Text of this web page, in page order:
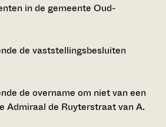
in de gemeente Oud-
de vaststellingsbesluiten
de overname om niet van een
Admiraal de Ruyterstraat van A.